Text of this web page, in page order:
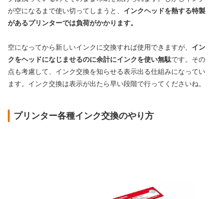
が空になるまで使い切ってしまうと、 インクヘッドを熱する特製
があるプリンターでは負荷がかかります。
空になってから新しいインクに交換すれば使用できますが、 イン
クをヘッドになじませるのに余計にインクを使い無駄です。その
点も考慮して、インク交換を知らせる表示出る仕組みになってい
ます。インク交換は表示が出たら早い段階で行ってくださいね。
プリンター各種インク交換のやり方